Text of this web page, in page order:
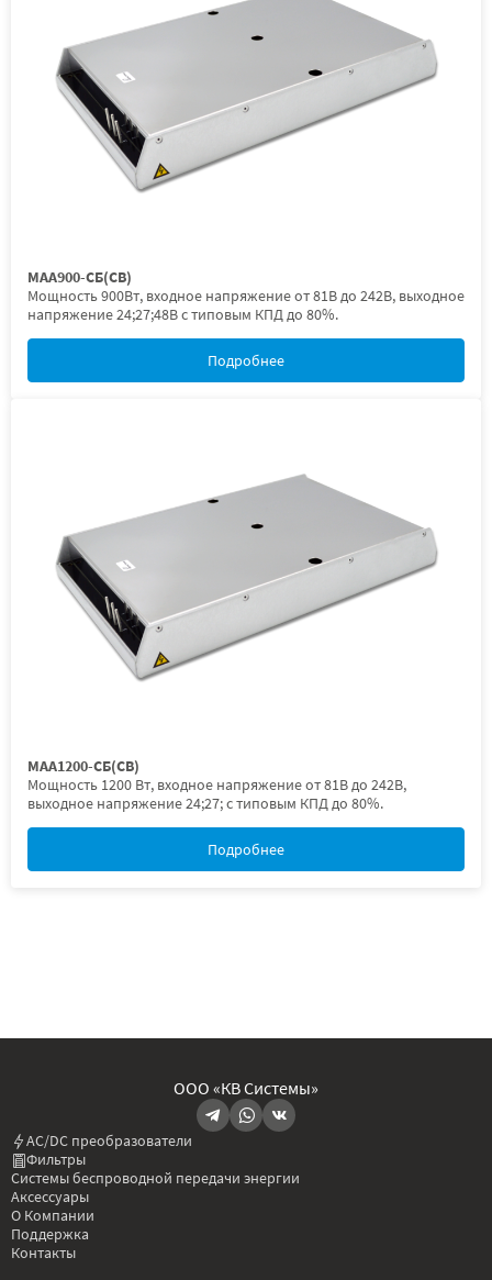
МАА900-СБ(СВ)
Мощность 900Вт, входное напряжение от 81В до 242В, выходное
напряжение 24;27;48В с типовым КПД до 80%.
Подробнее
МАА1200-СБ(СВ)
Мощность 1200 Вт, входное напряжение от 81В до 242В,
выходное напряжение 24;27; с типовым КПД до 80%.
Подробнее
ООО «КВ Системы»
AC/DC преобразователи
Фильтры
Системы беспроводной передачи энергии
Аксессуары
О Компании
Поддержка
Контакты